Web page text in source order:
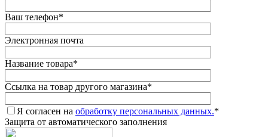
Ваш телефон*
Электронная почта
Название товара*
Ссылка на товар другого магазина*
Я согласен на обработку персональных данных.*
Защита от автоматического заполнения